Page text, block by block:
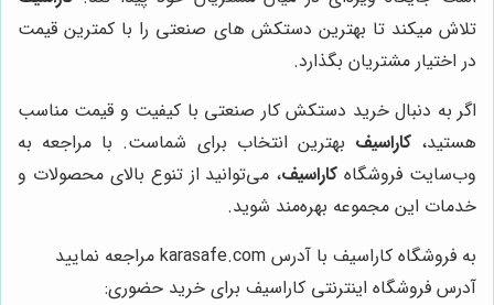
تلاش میکند تا بهترین دستکش های صنعتی را با کمترین قیمت
در اختیار مشتریان بگذارد.
اگر به دنبال خرید دستکش کار صنعتی با کیفیت و قیمت مناسب
هستید،کاراسیف بهترین انتخاب برای شماست. با مراجعه به
وب‌سایت فروشگاه کاراسیف، می‌توانید از تنوع بالای محصولات و
خدمات این مجموعه بهره‌مند شوید.
به فروشگاه کاراسیف با آدرس karasafe.com مراجعه نمایید
آدرس فروشگاه اینترنتی کاراسیف برای خرید حضوری: